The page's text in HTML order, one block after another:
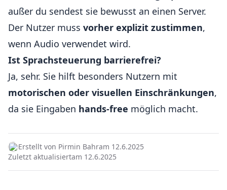
außer du sendest sie bewusst an einen Server.
Der Nutzer muss vorher explizit zustimmen,
wenn Audio verwendet wird.
Ist Sprachsteuerung barrierefrei?
Ja, sehr. Sie hilft besonders Nutzern mit
motorischen oder visuellen Einschränkungen,
da sie Eingaben hands-free möglich macht.
Erstellt von Pirmin Bahram 12.6.2025
Zuletzt aktualisiertam 12.6.2025